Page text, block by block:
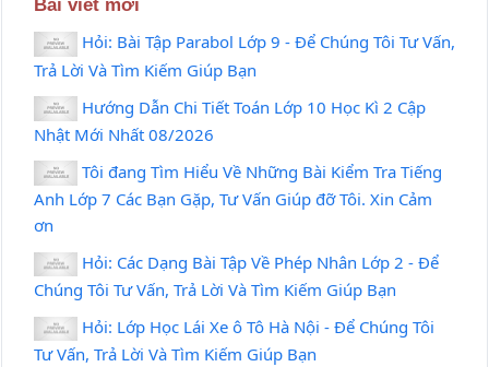
Bài viết mới
Hỏi: Bài Tập Parabol Lớp 9 - Để Chúng Tôi Tư Vấn,
Trả Lời Và Tìm Kiếm Giúp Bạn
Hướng Dẫn Chi Tiết Toán Lớp 10 Học Kì 2 Cập
Nhật Mới Nhất 08/2026
Tôi đang Tìm Hiểu Về Những Bài Kiểm Tra Tiếng
Anh Lớp 7 Các Bạn Gặp, Tư Vấn Giúp đỡ Tôi. Xin Cảm
ơn
Hỏi: Các Dạng Bài Tập Về Phép Nhân Lớp 2 - Để
Chúng Tôi Tư Vấn, Trả Lời Và Tìm Kiếm Giúp Bạn
Hỏi: Lớp Học Lái Xe ô Tô Hà Nội - Để Chúng Tôi
Tư Vấn, Trả Lời Và Tìm Kiếm Giúp Bạn